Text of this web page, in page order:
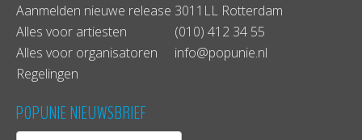
Aanmelden nieuwe release
Alles voor artiesten
Alles voor organisatoren
Regelingen
3011LL Rotterdam
(010) 412 34 55
info@popunie.nl
POPUNIE NIEUWSBRIEF